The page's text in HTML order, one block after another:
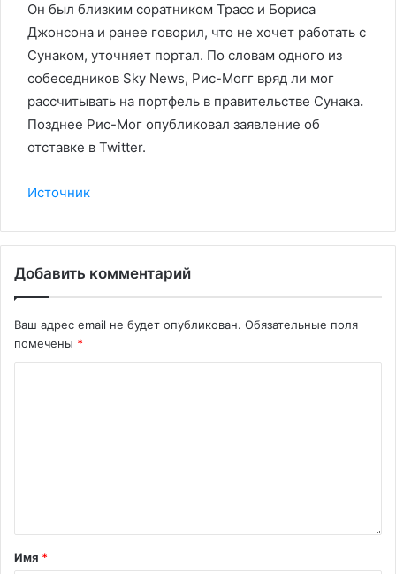
Он был близким соратником Трасс и Бориса
Джонсона и ранее говорил, что не хочет работать с
Сунаком, уточняет портал. По словам одного из
собеседников Sky News, Рис-Могг вряд ли мог
рассчитывать на портфель в правительстве Сунака.
Позднее Рис-Мог опубликовал заявление об
отставке в Twitter.
Источник
Добавить комментарий
Ваш адрес email не будет опубликован. Обязательные поля
помечены *
Имя *